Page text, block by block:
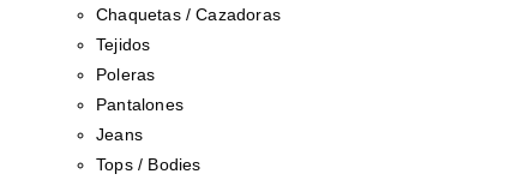
Chaquetas / Cazadoras
Tejidos
Poleras
Pantalones
Jeans
Tops / Bodies